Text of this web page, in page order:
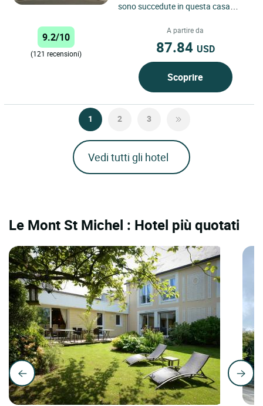
sono succedute in questa casa
cucina tradizionale...
9.2/10
(121 recensioni)
A partire da
87.84 USD
Scoprire
1 2 3
Vedi tutti gli hotel
Le Mont St Michel : Hotel più quotati